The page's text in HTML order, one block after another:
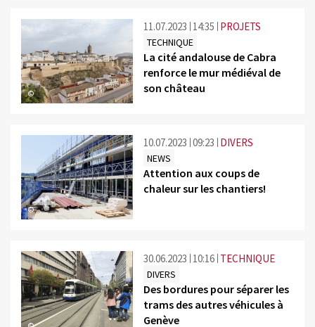
©
11.07.2023 14:35 PROJETS
TECHNIQUE
La cité andalouse de Cabra
renforce le mur médiéval de
son château
©
10.07.2023 09:23 DIVERS
NEWS
Attention aux coups de
chaleur sur les chantiers!
©
30.06.2023 10:16 TECHNIQUE
DIVERS
Des bordures pour séparer les
trams des autres véhicules à
Genève